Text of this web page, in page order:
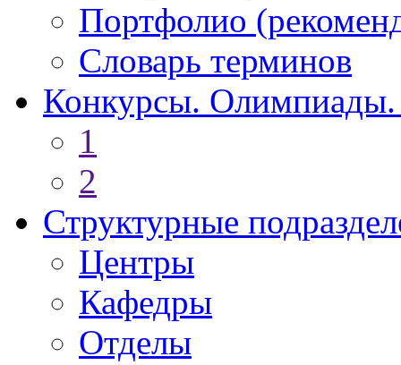
Портфолио
Словарь терминов
Конкурсы.
1
2
Структурные
Центры
Кафедры
Отделы